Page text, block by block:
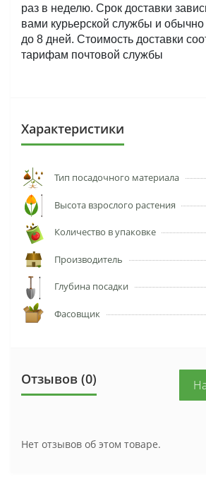
раз в неделю. Срок доставки
вами курьерской службы и обычно
до 8 дней. Стоимость доставки
тарифам почтовой службы
Характеристики
Тип посадочного материала
Высота взрослого растения
Количество в упаковке
Производитель
Глубина посадки
Фасовщик
Отзывов (0)
Нет отзывов об этом товаре.